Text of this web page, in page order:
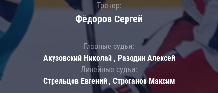
Тренер:
Фёдоров Сергей
Главные судьи:
Акузовский Николай , Раводин Алексей
Линейные судьи:
Стрельцов Евгений , Строганов Максим